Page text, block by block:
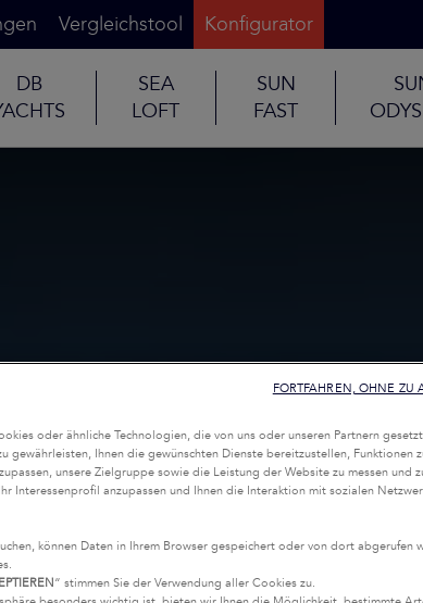
Vergleichstool Konfigurator
DB
SEA
LOFT
SUN
FAST
oder ähnliche Technologien, die von uns oder unseren Partnern
gewährleisten, Ihnen die gewünschten Dienste bereitzustellen, Funktionen
unsere Zielgruppe sowie die Leistung der Website zu messen und
Interessenprofil anzupassen und Ihnen die Interaktion mit sozialen
können Daten in Ihrem Browser gespeichert oder von dort abgerufen
“ stimmen Sie der Verwendung aller Cookies zu.
FORTFAHREN, OHNE ZU